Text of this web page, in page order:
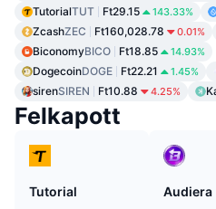
TutorialTUT Ft29.15 143.33%
ZcashZEC Ft160,028.78 0.01%
BiconomyBICO Ft18.85 14.93%
DogecoinDOGE Ft22.21 1.45%
sirenSIREN Ft10.88 4.25%
Felkapott
Tutorial
Audiera